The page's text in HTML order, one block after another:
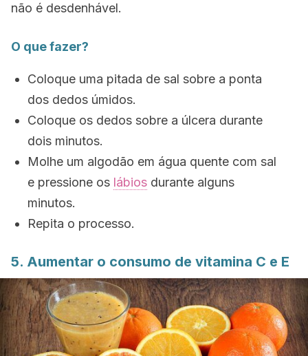
não é desdenhável.
O que fazer?
Coloque uma pitada de sal sobre a ponta
dos dedos úmidos.
Coloque os dedos sobre a úlcera durante
dois minutos.
Molhe um algodão em água quente com sal
e pressione os lábios durante alguns
minutos.
Repita o processo.
5. Aumentar o consumo de vitamina C e E